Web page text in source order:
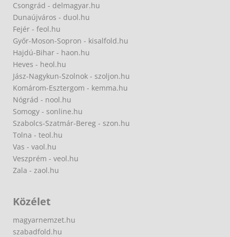
Csongrád - delmagyar.hu
Dunaújváros - duol.hu
Fejér - feol.hu
Győr-Moson-Sopron - kisalfold.hu
Hajdú-Bihar - haon.hu
Heves - heol.hu
Jász-Nagykun-Szolnok - szoljon.hu
Komárom-Esztergom - kemma.hu
Nógrád - nool.hu
Somogy - sonline.hu
Szabolcs-Szatmár-Bereg - szon.hu
Tolna - teol.hu
Vas - vaol.hu
Veszprém - veol.hu
Zala - zaol.hu
Közélet
magyarnemzet.hu
szabadfold.hu